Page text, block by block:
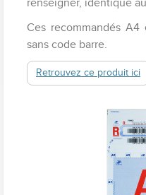
renseigner, identique au
Ces recommandés
sans code barre.
Retrouvez ce produit ici